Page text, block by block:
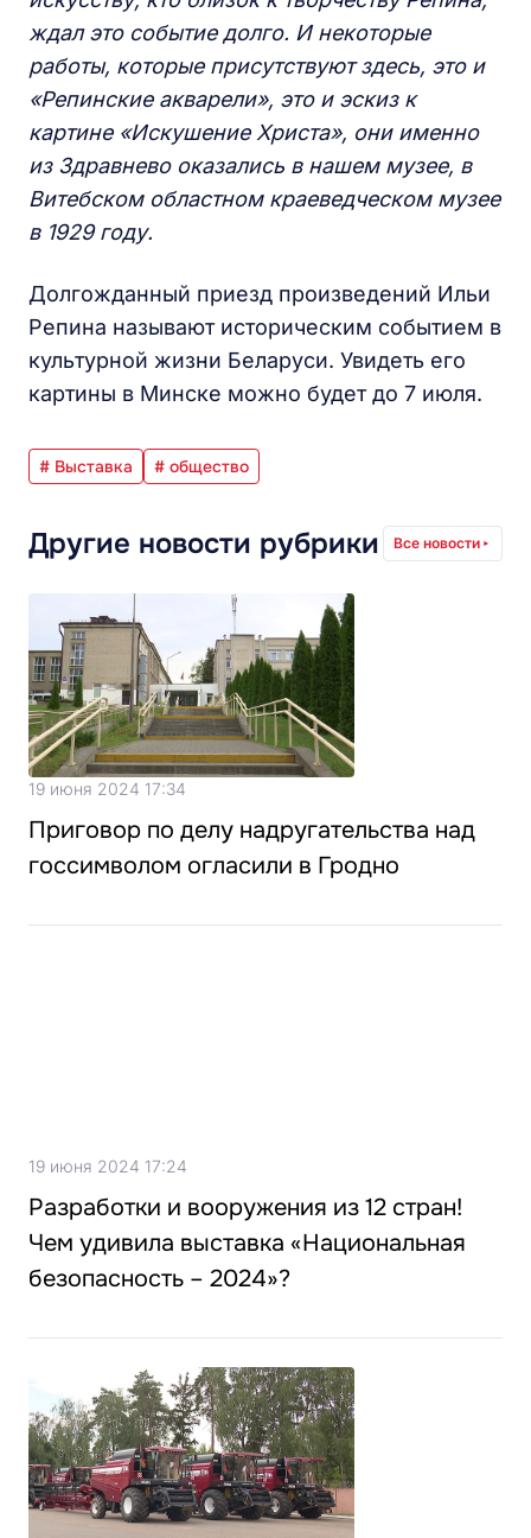
ждал это событие долго. И некоторые
работы, которые присутствуют здесь, это и
«Репинские акварели», это и эскиз к
картине «Искушение Христа», они именно
из Здравнево оказались в нашем музее, в
Витебском областном краеведческоммузее
в 1929 году.
Долгожданный приезд произведений Ильи
Репина называют историческим событием в
культурной жизни Беларуси. Увидеть его
картины в Минске можно будет до 7 июля.
# Выставка # общество
Другие новости рубрики Все новости
19 июня 2024 17:34
Приговор по делу надругательства над
госсимволом огласили в Гродно
19 июня 2024 17:24
Разработки и вооружения из 12 стран!
Чем удивила выставка «Национальная
безопасность – 2024»?